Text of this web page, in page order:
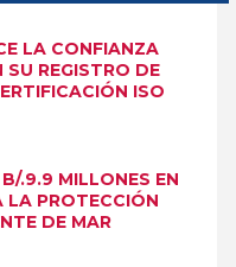
LA CONFIANZA
REGISTRO DE
ISO
.9.9 MILLONES EN
LA PROTECCIÓN
DE MAR